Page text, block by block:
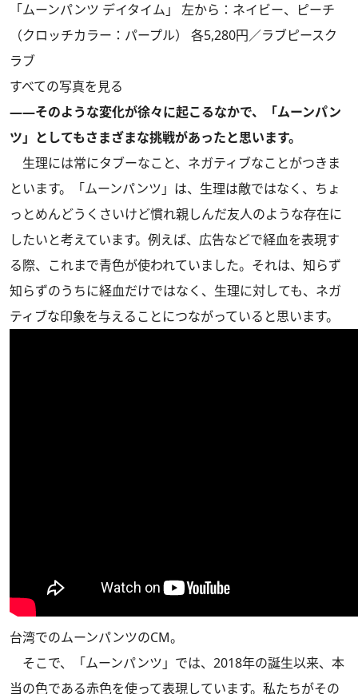
「ムーンパンツ デイタイム」 左から：ネイビー、ピーチ
（クロッチカラー：パープル） 各5,280円／ラブピースク
ラブ
すべての写真を見る
――そのような変化が徐々に起こるなかで、「ムーンパン
ツ」としてもさまざまな挑戦があったと思います。
生理には常にタブーなこと、ネガティブなことがつきま
といます。「ムーンパンツ」は、生理は敵ではなく、ちょ
っとめんどうくさいけど慣れ親しんだ友人のような存在に
したいと考えています。例えば、広告などで経血を表現す
る際、これまで青色が使われていました。それは、知らず
知らずのうちに経血だけではなく、生理に対しても、ネガ
ティブな印象を与えることにつながっていると思います。
台湾でのムーンパンツのCM。
そこで、「ムーンパンツ」では、2018年の誕生以来、本
当の色である赤色を使って表現しています。私たちがその